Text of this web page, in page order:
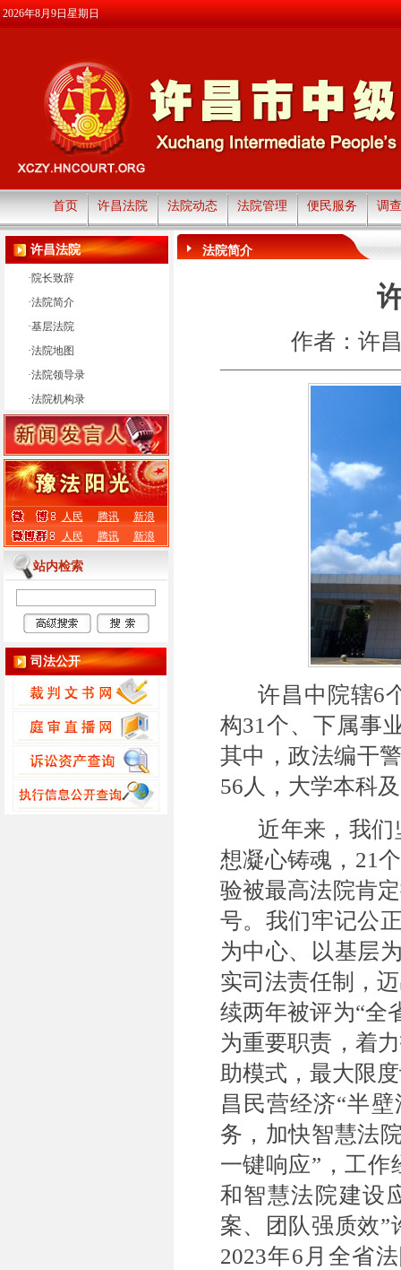
2026年8月9日星期日
首页 许昌法院 法院动态 法院管理 便民服务 调
许昌法院
·院长致辞
·法院简介
·基层法院
·法院地图
·法院领导录
·法院机构录
人民 腾讯
新浪
人民
腾讯 新浪
站内检索
司法公开
法院简介
作者：许
许昌中院辖6
构31个、下属事
其中，政法编干
56人，大学本科
近年来，我
想凝心铸魂，21
验被最高法院肯
号。我们牢记公
为中心、以基层
实司法责任制，
续两年被评为“全
为重要职责，着
助模式，最大限
昌民营经济“半
务，加快智慧法
一键响应”，工
和智慧法院建设
案、团队强质效
2023年6月全省